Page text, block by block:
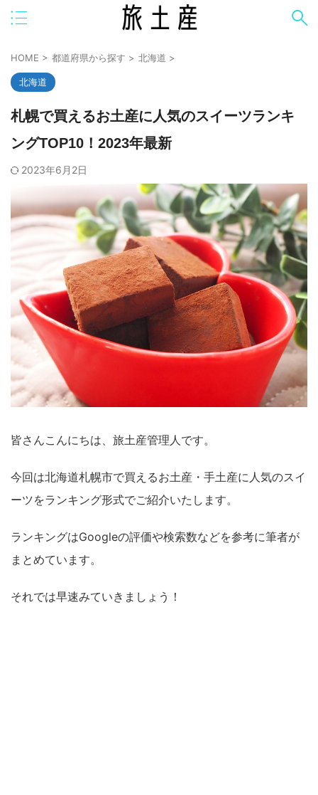
HOME > 都道府県から探す > 北海道 >
北海道
札幌で買えるお土産に人気のスイーツランキ
ングTOP10！2023年最新
2023年6月2日
皆さんこんにちは、旅土産管理人です。
今回は北海道札幌市で買えるお土産・手土産に人気のスイ
ーツをランキング形式でご紹介いたします。
ランキングはGoogleの評価や検索数などを参考に筆者が
まとめています。
それでは早速みていきましょう！